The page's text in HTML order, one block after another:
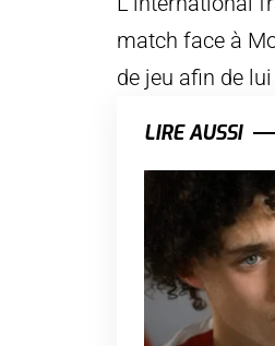
match face à
de jeu afin de
LIRE AUSSI